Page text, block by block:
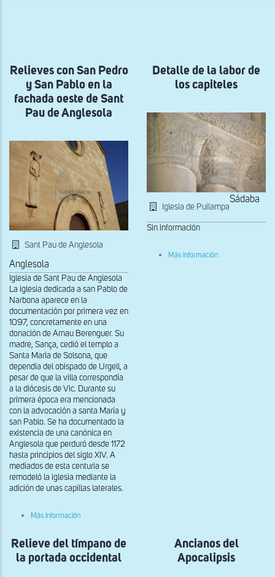
navegación
Relieves con San Pedro
y San Pablo en la
fachada oeste de Sant
Pau de Anglesola
Sant Pau de Anglesola
Anglesola
Iglesia de Sant Pau de Anglesola
La iglesia dedicada a san Pablo de
Narbona aparece en la
documentación por primera vez en
1097, concretamente en una
donación de Arnau Berenguer. Su
madre, Sança, cedió el templo a
Santa Maria de Solsona, que
dependía del obispado de Urgell, a
pesar de que la villa correspondía
a la diócesis de Vic. Durante su
primera época era mencionada
con la advocación a santa María y
san Pablo. Se ha documentado la
existencia de una canónica en
Anglesola que perduró desde 1172
hasta principios del siglo XIV. A
mediados de esta centuria se
remodeló la iglesia mediante la
adición de unas capillas laterales.
Más información
San
Pedro
y
Detalle de la labor de
los capiteles
Iglesia de Puilampa
Sádaba
Sin información
Más información
Relieve del tímpano de
la portada occidental
Ancianos del
Apocalipsis